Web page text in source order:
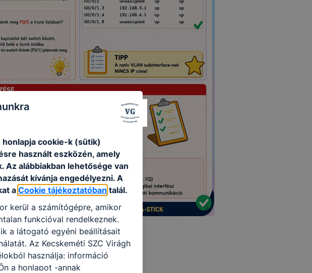
honlapja cookie-k (sütik)
használt eszközén, amely
Az alábbiakban lehetősége van
kívánja engedélyezni. A
a Cookie tájékoztatóban talál.
kerül a számítógépre, amikor
funkcióval rendelkeznek.
a látogató egyéni beállításait
Az Kecskeméti SZC Virágh
használja: információ
a honlapot -annak